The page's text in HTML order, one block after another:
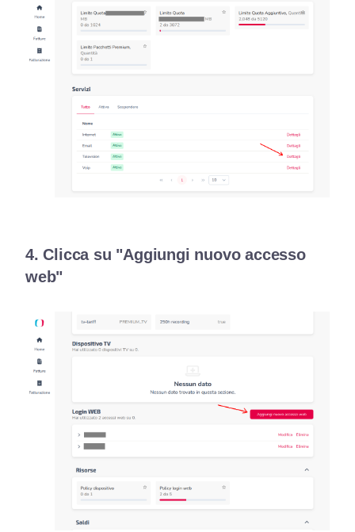
4. Clicca su "Aggiungi nuovo accesso
web"